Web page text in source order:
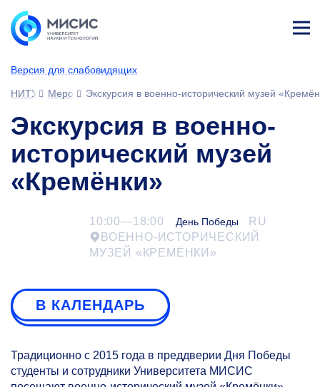
Версия для слабовидящих
ине
НИТУ МИСИСМероприятияЭкскурсия в военно-исторический музей
Экскурсия в военно-
исторический музей
«Кремёнки»
10:00—18:00 День Победы
RU
ВОЕННО-ИСТОРИЧЕСКИЙ
МУЗЕЙ «КРЕМЁНКИ»
В КАЛЕНДАРЬ
Традиционно с 2015 года в преддверии Дня Победы
студенты и сотрудники Университета МИСИС